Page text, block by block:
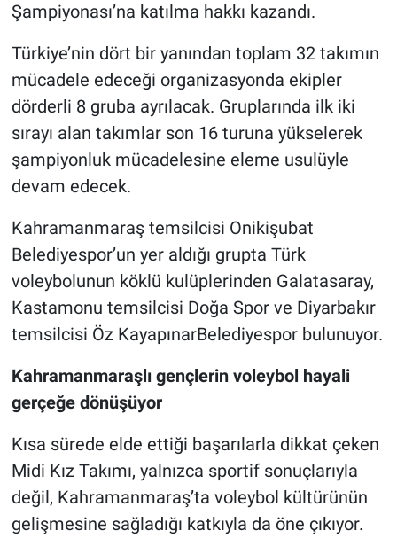
Şampiyonası’na katılma hakkı kazandı.
Türkiye’nin dört bir yanından toplam 32 takımın
mücadele edeceği organizasyonda ekipler
dörderli 8 gruba ayrılacak. Gruplarında ilk iki
sırayı alan takımlar son 16 turuna yükselerek
şampiyonluk mücadelesine eleme usulüyle
devam edecek.
Kahramanmaraş temsilcisi Onikişubat
Belediyespor’un yer aldığı grupta Türk
voleybolunun köklü kulüplerinden Galatasaray,
Kastamonu temsilcisi Doğa Spor ve Diyarbakır
temsilcisi Öz KayapınarBelediyespor bulunuyor.
Kahramanmaraşlı gençlerin voleybol hayali
gerçeğe dönüşüyor
Kısa sürede elde ettiği başarılarla dikkat çeken
Midi Kız Takımı, yalnızca sportif sonuçlarıyla
değil, Kahramanmaraş’ta voleybol kültürünün
gelişmesine sağladığı katkıyla da öne çıkıyor.